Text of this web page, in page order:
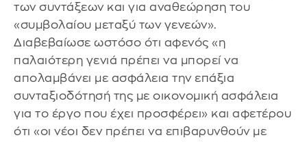
των συντάξεων και για αναθεώρηση του
«συμβολαίου μεταξύ των γενεών».
Διαβεβαίωσε ωστόσο ότι αφενός «η
παλαιότερη γενιά πρέπει να μπορεί να
απολαμβάνει με ασφάλεια την επάξια
συνταξιοδότησή της με οικονομική ασφάλεια
για το έργο που έχει προσφέρει» και αφετέρου
ότι «οι νέοι δεν πρέπει να επιβαρυνθούν με